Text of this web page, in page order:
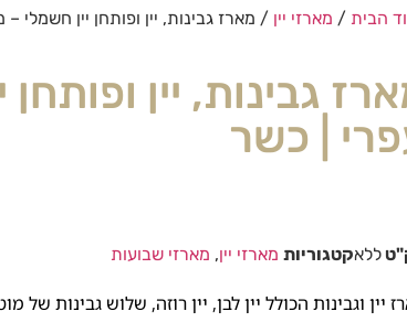
הבית / מארזי יין / מארז גבינות, יין ופותחן יין חשמלי
גבינות, יין
| כשר
ללאקטגוריות מארזי יין, מארזי שבועות
יין וגבינות הכולל יין לבן, יין רוזה, שלוש גבינות של